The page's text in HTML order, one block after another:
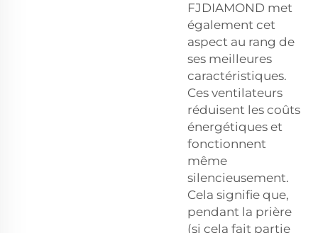
FJDIAMOND met
également cet
aspect au rang de
ses meilleures
caractéristiques.
Ces ventilateurs
réduisent les coûts
énergétiques et
fonctionnent
même
silencieusement.
Cela signifie que,
pendant la prière
(si cela fait partie